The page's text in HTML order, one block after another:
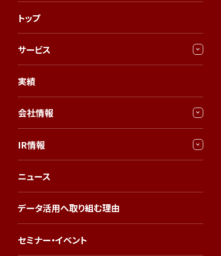
トップ
サービス
実績
会社情報
IR情報
ニュース
データ活用へ取り組む理由
セミナー・イベント